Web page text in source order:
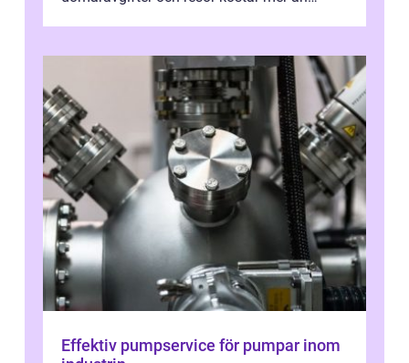
Effektiv pumpservice för pumpar inom